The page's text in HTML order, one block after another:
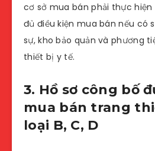
cơ sở mua bán phải thực
đủ điều kiện mua bán nếu có
sự, kho bảo quản và phương
thiết bị y tế.
3. Hồ sơ công bố
mua bán trang
loại B, C, D